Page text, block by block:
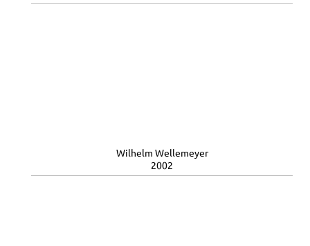
Wilhelm Wellemeyer
2002